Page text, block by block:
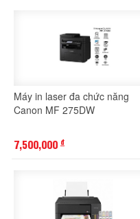
Máy in laser đa chức năng
Canon MF 275DW
7,500,000 đ